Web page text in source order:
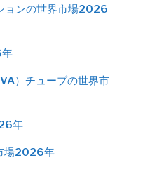
ョンの世界市場2026
）チューブの世界市
年
場2026年